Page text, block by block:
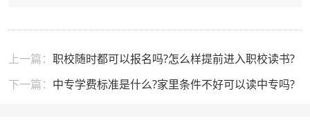
上一篇： 职校随时都可以报名吗?怎么样提前进入职校读书?
下一篇： 中专学费标准是什么?家里条件不好可以读中专吗?